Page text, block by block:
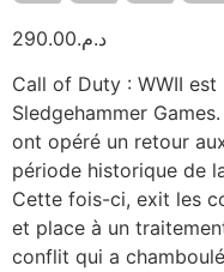
د.م.290.00
Call of Duty : WWII est
Sledgehammer
ont opéré un retour
période historique de
Cette fois-ci, exit les
et place à un
conflit qui a